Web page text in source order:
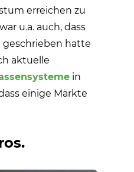
erreichen zu
u.a. auch, dass
geschrieben hatte
aktuelle
in
einige Märkte